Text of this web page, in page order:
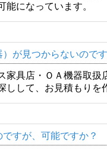
になっています。
が見つからないので
家具店・ＯＡ機器取
しして、お見積もりを
すが、可能ですか？